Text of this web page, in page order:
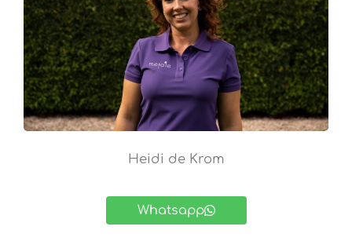
Heidi de Krom
Whatsapp